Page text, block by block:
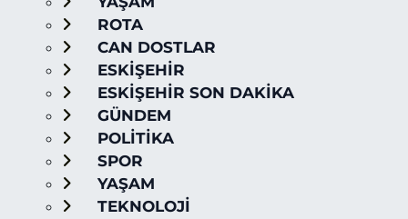
ROTA
CAN DOSTLAR
ESKİŞEHİR
ESKİŞEHİR SON DAKİKA
GÜNDEM
POLİTİKA
SPOR
YAŞAM
TEKNOLOJİ